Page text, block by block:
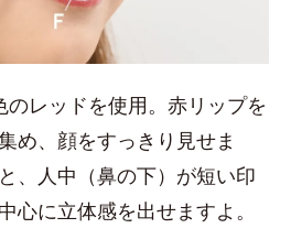
のレッドを使用。赤リップを
め、顔をすっきり見せま
、人中（鼻の下）が短い印
心に立体感を出せますよ。